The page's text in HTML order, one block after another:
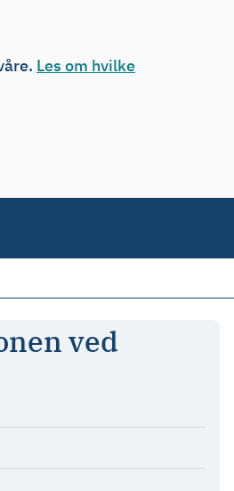
Les om hvilke
ved